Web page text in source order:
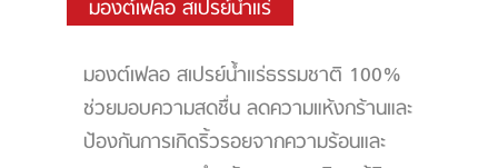
มองต์เฟลอ สเปรย์น้ำแร่
มองต์เฟลอ สเปรย์น้ำแร่ธรรมชาติ 100%
ช่วยมอบความสดชื่น ลดความแห้งกร้านและ
ป้องกันการเกิดริ้วรอยจากความร้อนและ